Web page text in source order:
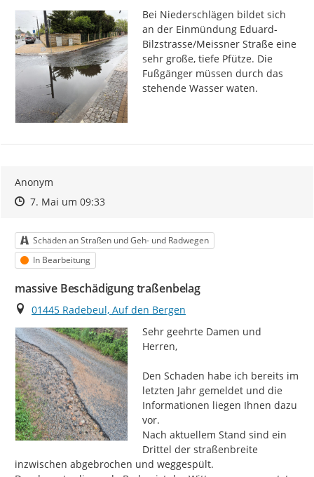
Bei Niederschlägen bildet sich
an der Einmündung Eduard-
Bilzstrasse/Meissner Straße eine
sehr große, tiefe Pfütze. Die
Fußgänger müssen durch das
stehende Wasser waten.
Anonym
Zeitpunkt des Erstellens
Zeitpunkt des Erstellens
7. Mai um 09:33Zur Äußerung
Kategorie
Schäden an Straßen und Geh- und Radwegen
Status
In Bearbeitung
massive Beschädigung traßenbelag
Ort
01445 Radebeul, Auf den Bergen
Sehr geehrte Damen und
Herren,
Den Schaden habe ich bereits im
letzten Jahr gemeldet und die
Informationen liegen Ihnen dazu
vor.
Nach aktuellem Stand sind ein
Drittel der straßenbreite
inzwischen abgebrochen und weggespült.